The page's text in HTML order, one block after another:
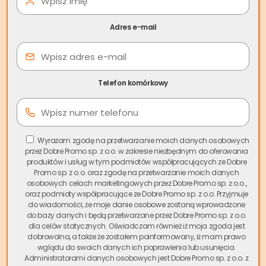
Mrągowo, malowniczo położone wśród jezior mazurskich,
to miasto z ogromnym potencjałem na rynku
Grunwaldzkie, Osiedle Parkowe czy okolice Jeziora Czos
cieszą się nieustającym zainteresowaniem zarówno wśród
kupujących, jak i inwestorów. W ostatnim czasie
nieruchomości w Mrągowie
, co doskonale wpisuje się w
ogólnopolski trend poszukiwania szybkich i bezpiecznych
metod sprzedaży.
Spis treści
Skup nieruchomości Mrągowooferowany przez Skup.io
to nowoczesne rozwiązanie dla właścicieli, którzy
potrzebują szybko spieniężyć swoją nieruchomość.
Zamiast wielomiesięcznego oczekiwania na finalizację
tradycyjnej transakcji, oferujemy sfinalizowanie całego
Adres e-mail
Telefon komórkowy
Wyrażam zgodę na przetwarzanie moich danych osobowych
przez Dobre Promo sp. z o.o. w zakresie niezbędnym do oferowania
produktów i usług w tym podmiotów współpracujących ze Dobre
Promo sp. z o.o. oraz zgodę na przetwarzanie moich danych
osobowych celach marketingowych przez Dobre Promo sp. z o.o.,
oraz podmioty współpracujące ze Dobre Promo sp. z o.o. Przyjmuje
do wiadomości, że moje danie osobowe zostaną wprowadzone
do bazy danych i będą przetwarzane przez Dobre Promo sp. z o.o.
dla celów statycznych. Oświadczam również iż moja zgoda jest
dobrowolna, a także że zostałem poinformowany, iż mam prawo
wglądu do swoich danych ich poprawienia lub usunięcia.
Administratorami danych osobowych jest Dobre Promo sp. z o.o. z